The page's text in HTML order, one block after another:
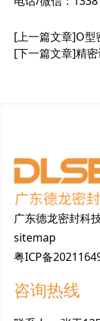
[上一篇文章]O型
[下一篇文章]精
广东德龙密封科
sitemap
粤ICP备
咨询热线